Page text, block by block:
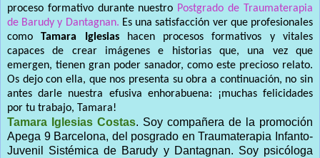
proceso formativo durante nuestro Postgrado de Traumaterapia
de Barudy y Dantagnan. Es una satisfacción ver que profesionales
comoTamara Iglesiashacen procesos formativos y vitales
capaces de crear imágenes e historias que, una vez que
emergen, tienen gran poder sanador, como este precioso relato.
Os dejo con ella, que nos presenta su obra a continuación, no sin
antes darle nuestra efusiva enhorabuena: ¡muchas felicidades
por tu trabajo, Tamara!
Tamara Iglesias Costas. Soy compañera de la promoción
Apega 9 Barcelona, del posgrado en Traumaterapia Infanto-
Juvenil Sistémica de Barudy y Dantagnan. Soy psicóloga